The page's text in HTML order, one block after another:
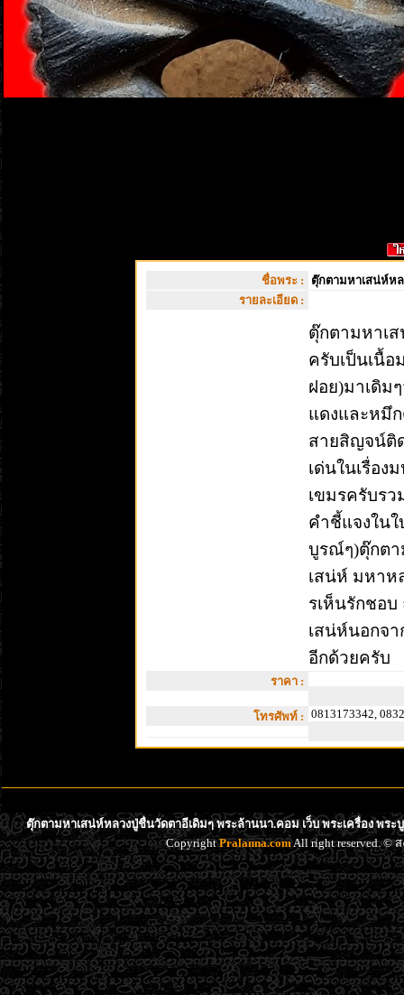
ชื่อพระ :
ตุ๊กตามหาเสน่ห์ห
รายละเอียด :
ตุ๊กตามหาเ
ครับเป็นเนื้
ฝอย)มาเดิม
แดงและหมึ
สายสิญจน์ติ
เด่นในเรื่อ
เขมรครับร
คำชี้แจงใน
บูรณ์ๆ)ตุ๊กตา
เสน่ห์ มหาห
รเห็นรักชอบ
เสน่ห์นอกจ
อีกด้วยครับ
ราคา :
โทรศัพท์ : 0813173342,
ตุ๊กตามหาเสน่ห์หลวงปู่ชื่นวัดตาอีเดิมๆ พระล้านนา.คอม เว็บ พระเครื่อง พร
CopyrightPralanna.comAll right reserved. ©